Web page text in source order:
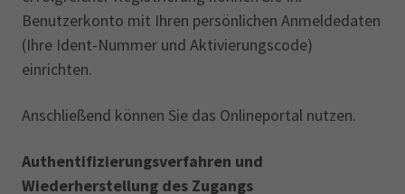
Benutzerkonto mit Ihren persönlichen Anmeldedaten
(Ihre Ident-Nummer und Aktivierungscode)
einrichten.
Anschließend können Sie das Onlineportal nutzen.
Authentifizierungsverfahren und
Wiederherstellung des Zugangs